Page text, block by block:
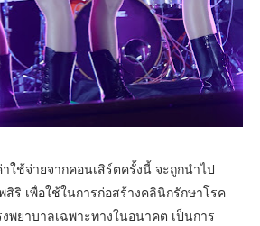
ใช้จ่ายจากคอนเสิร์ตครั้งนี้ จะถูกนำไป
ริ เพื่อใช้ในการก่อสร้างคลินิกรักษาโรค
พยาบาลเฉพาะทางในอนาคต เป็นการ